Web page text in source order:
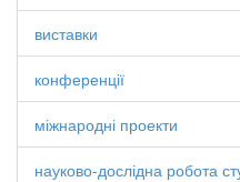
виставки
конференції
міжнародні проекти
науково-дослідна робота